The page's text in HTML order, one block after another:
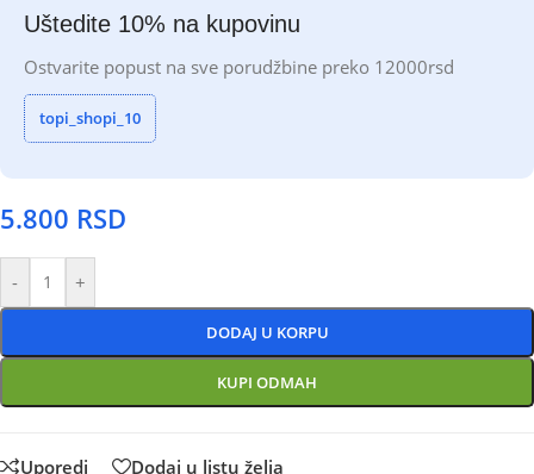
Uštedite 10% na kupovinu
Ostvarite popust na sve porudžbine preko 12000rsd
topi_shopi_10
5.800 RSD
- +
DODAJ U KORPU
KUPI ODMAH
Uporedi Dodaj u listu želja